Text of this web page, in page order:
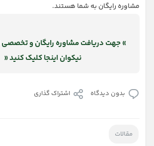
مشاوره رایگان به شما هستند.
» جهت دریافت مشاوره رایگان و تخصصی
نیکوان اینجا کلیک کنید «
بدون دیدگاه اشتراک گذاری
مقالات